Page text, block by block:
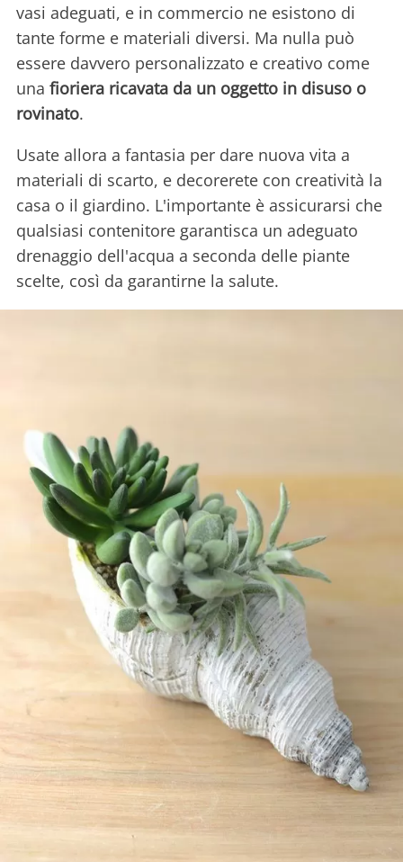
vasi adeguati, e in commercio ne esistono di
tante forme e materiali diversi. Ma nulla può
essere davvero personalizzato e creativo come
una fioriera ricavata da un oggetto in disuso o
rovinato.
Usate allora a fantasia per dare nuova vita a
materiali di scarto, e decorerete con creatività la
casa o il giardino. L'importante è assicurarsi che
qualsiasi contenitore garantisca un adeguato
drenaggio dell'acqua a seconda delle piante
scelte, così da garantirne la salute.